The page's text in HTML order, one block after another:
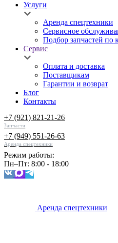
Услуги
Аренда спецтехники
Сервисное
Подбор запчастей по
Сервис
Оплата и доставка
Поставщикам
Гарантии и возврат
Блог
Контакты
+7 (921) 821-21-26
Запчасти
+7 (949) 551-26-63
Аренда спецтехники
Режим работы:
Пн–Пт: 8:00 - 18:00
Аренда спецтехники